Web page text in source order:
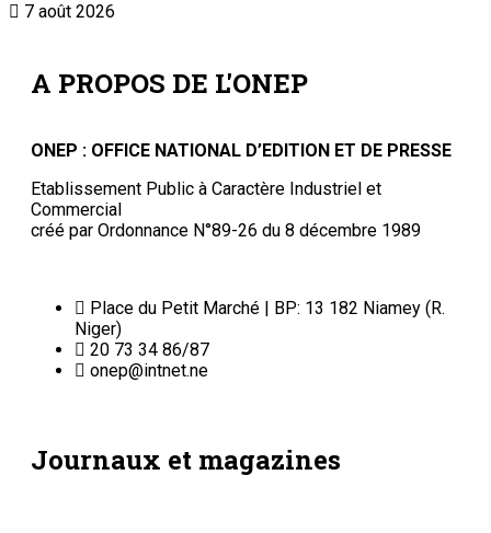
7 août 2026
A PROPOS DE L'ONEP
ONEP : OFFICE NATIONAL D’EDITION ET DE PRESSE
Etablissement Public à Caractère Industriel et
Commercial
créé par Ordonnance N°89-26 du 8 décembre 1989
Place du Petit Marché | BP: 13 182 Niamey (R.
Niger)
20 73 34 86/87
onep@intnet.ne
Journaux et magazines